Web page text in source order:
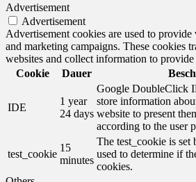
Advertisement
Advertisement
Advertisement cookies are used to
and marketing campaigns. These cookies
websites and collect information to provide
Cookie
Dauer
IDE
1 year
24 days
Google DoubleClick
store information
website to present
according to the user
test_cookie
15
minutes
The test_cookie is
used to determine if
cookies.